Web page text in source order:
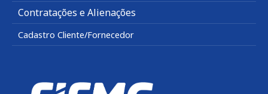
Contratações e Alienações
Cadastro Cliente/Fornecedor